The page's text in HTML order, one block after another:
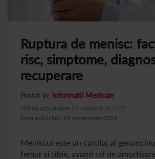
Ruptura de menisc:
risc, simptome,
recuperare
Postat in: Informatii Medicale
Data publicării: 10 septembrie 2025
Ultima actualizare: 18 septembrie 2025
Meniscul este un cartilaj al
femur si tibie, avand rol de